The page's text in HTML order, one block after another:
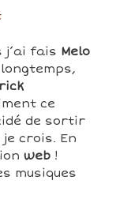
j’ai fais Melo
ce
de sortir
crois. En
web !
musiques